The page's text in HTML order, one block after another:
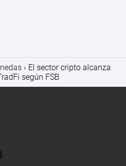
El sector cripto alcanza
según FSB